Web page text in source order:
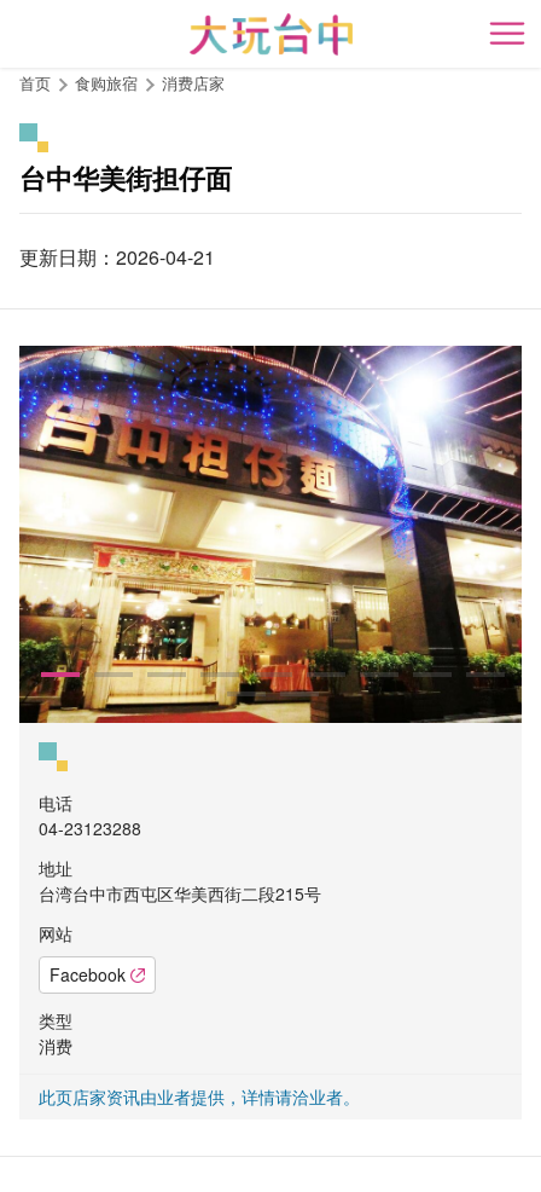
开
首页 食购旅宿 消费店家
台中华美街担仔面
更新日期：2026-04-21
电话
04-23123288
地址
台湾台中市西屯区华美西街二段215号
网站
Facebook
类型
消费
此页店家资讯由业者提供，详情请洽业者。